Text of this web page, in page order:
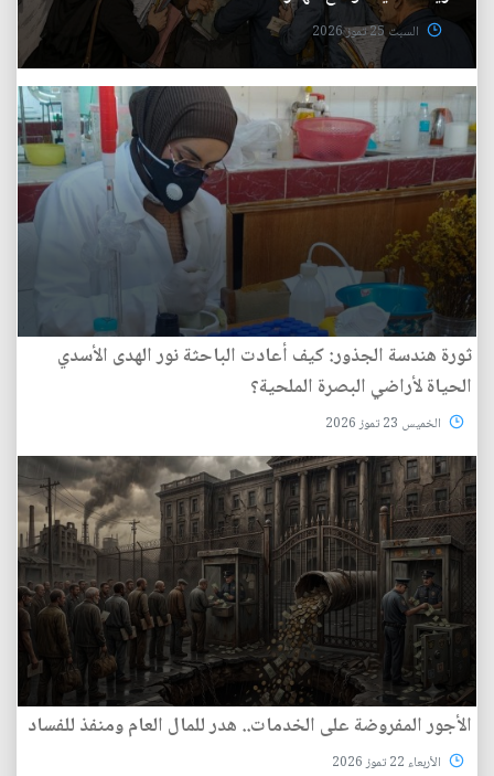
السبت 25 تموز 2026
ثورة هندسة الجذور: كيف أعادت الباحثة نور الهدى الأسدي
الحياة لأراضي البصرة الملحية؟
الخميس 23 تموز 2026
الأجور المفروضة على الخدمات.. هدر للمال العام ومنفذ للفساد
الأربعاء 22 تموز 2026